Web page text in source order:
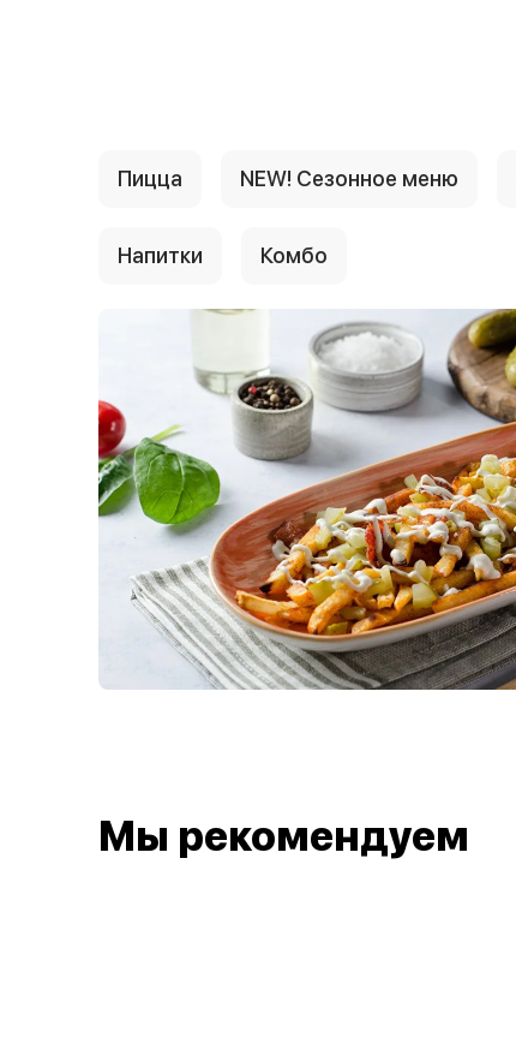
Пицца NEW! Сезонное меню
Напитки Комбо
Мы рекомендуем